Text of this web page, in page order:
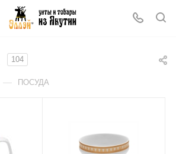
104
— ПОСУДА